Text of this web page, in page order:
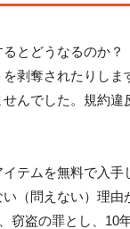
とどうなるのか
剥奪されたりしま
んでした。規約
テムを無料で入
（問えない）理由
窃盗の罪とし、10